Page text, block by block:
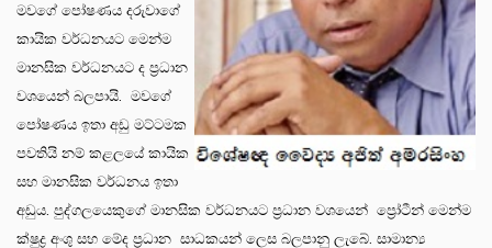
මවගේ පෝෂණය දරුවාගේ
කායික වර්ධනයට මෙන්ම
මානසික වර්ධනයට ද ප්‍රධාන
වශයෙන් බලපායි. මවගේ
පෝෂණය ඉතා අඩු මට්ටමක
පවතියි නම් කළලයේ කායික
සහ මානසික වර්ධනය ඉතා
අඩුය. පුද්ගලයෙකුගේ මානසික වර්ධනයට ප්‍රධාන වශයෙන් ප්‍රෝටීන් මෙන්ම
ක්ෂුද්‍ර අංශු සහ මේද ප්‍රධාන සාධකයන් ලෙස බලපානු ලැබේ. සාමාන්‍ය